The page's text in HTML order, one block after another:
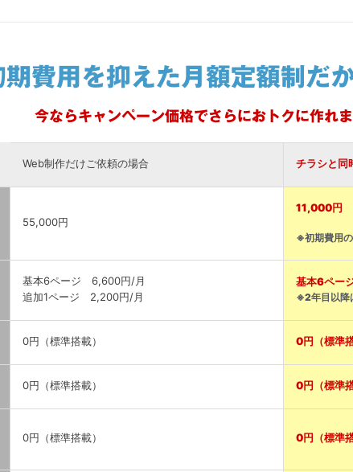
期費用を抑えた月額定額制だ
今ならキャンペーン価格でさらにおトクに作れ
Web制作だけご依頼の場合 チラシと同
55,000円
11,000円
※初期費用
基本6ページ 6,600円/月
追加1ページ 2,200円/月
基本6ペー
※2年目以降
0円（標準搭載） 0円（標準搭
0円（標準搭載） 0円（標準搭
0円（標準搭載） 0円（標準搭